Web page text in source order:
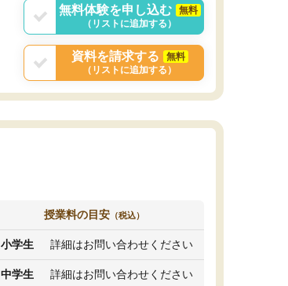
無料体験を申し込む
無料
（リストに追加する）
資料を請求する
無料
（リストに追加する）
授業料の目安 （税込）
小学生 詳細はお問い合わせください
中学生 詳細はお問い合わせください